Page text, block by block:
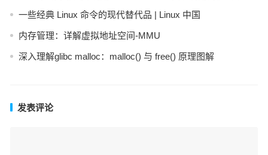
一些经典 Linux 命令的现代替代品 | Linux 中国
内存管理：详解虚拟地址空间-MMU
深入理解glibc malloc：malloc() 与 free() 原理图解
发表评论